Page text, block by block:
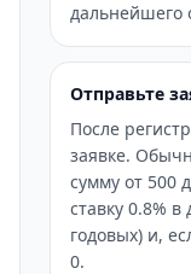
дальнейшего
Отправьте
После
заявке.
сумму от 500
ставку 0.8%
годовых) и,
0.